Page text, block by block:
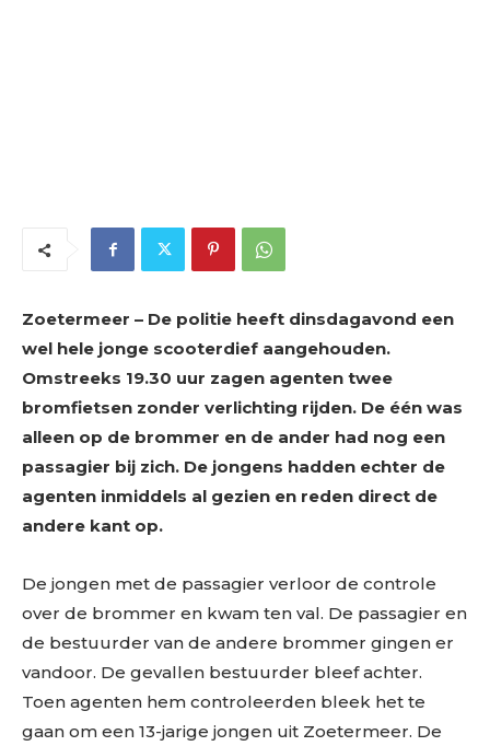
Zoetermeer – De politie heeft dinsdagavond een
wel hele jonge scooterdief aangehouden.
Omstreeks 19.30 uur zagen agenten twee
bromfietsen zonder verlichting rijden. De één was
alleen op de brommer en de ander had nog een
passagier bij zich. De jongens hadden echter de
agenten inmiddels al gezien en reden direct de
andere kant op.
De jongen met de passagier verloor de controle
over de brommer en kwam ten val. De passagier en
de bestuurder van de andere brommer gingen er
vandoor. De gevallen bestuurder bleef achter.
Toen agenten hem controleerden bleek het te
gaan om een 13-jarige jongen uit Zoetermeer. De